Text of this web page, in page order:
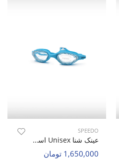
SPEEDO
عینک شنا Unisex اسپیدو Aqua Vision U
1,650,000 تومان